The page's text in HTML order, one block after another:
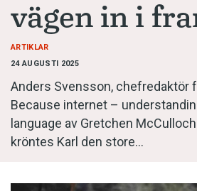
Prenumerera
Läs Språktidningen digitalt
Press
vägen in i
24 AUGUSTI 2025
ARTIKLAR
Anders Svensson, chefredaktör
Because internet –
language av Gretchen
kröntes Karl den store…